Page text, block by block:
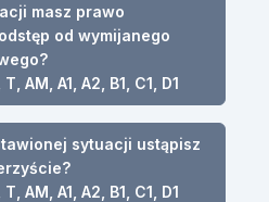
masz prawo
od wymijanego
AM, A1, A2, B1, C1, D1
sytuacji ustąpisz
AM, A1, A2, B1, C1, D1